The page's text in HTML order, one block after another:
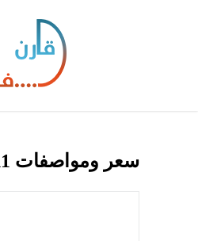
سعر ومواصفات Realme 11